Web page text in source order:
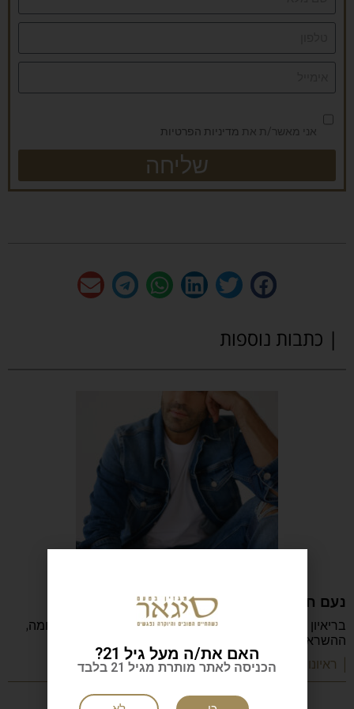
אני מאשר/ת את מדיניות הפרטיות
שליחה
| כתבות נוספות
נעם חורב: הכתיבה המשפחה והישראליות
בריאיון מיוחד מספר נעם חורב על הכתיבה, ההורות, המלחמה,
ההשראה, הקריירה והדרך שהפכה אותו לאחד
| ראיונות מעוררי השראה
האם את/ה מעל גיל 21?
הכניסה לאתר מותרת מגיל 21 בלבד